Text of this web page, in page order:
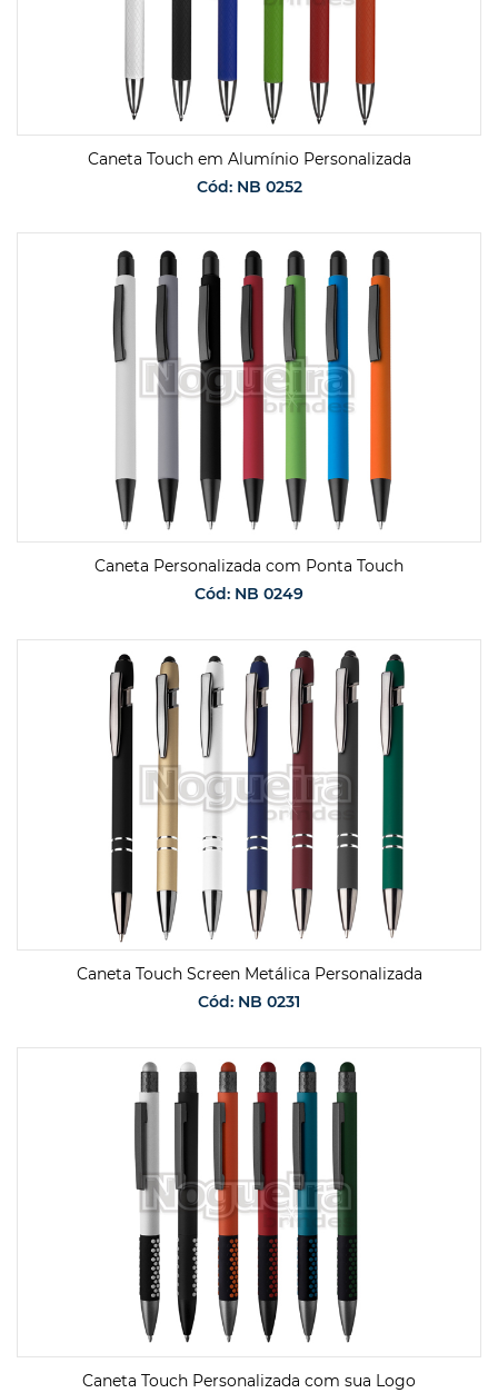
Caneta Touch em Alumínio Personalizada
Cód: NB 0252
SOLICITAR ORÇAMENTO
Caneta Personalizada com Ponta Touch
Cód: NB 0249
SOLICITAR ORÇAMENTO
Caneta Touch Screen Metálica Personalizada
Cód: NB 0231
SOLICITAR ORÇAMENTO
Caneta Touch Personalizada com sua Logo